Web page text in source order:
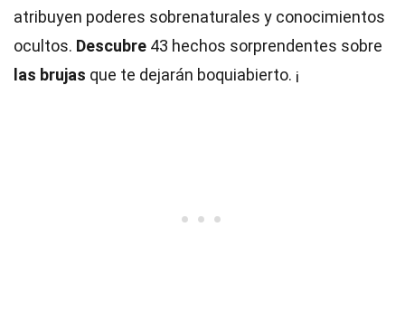
atribuyen poderes sobrenaturales y conocimientos
ocultos. Descubre 43 hechos sorprendentes sobre
las brujas que te dejarán boquiabierto. ¡